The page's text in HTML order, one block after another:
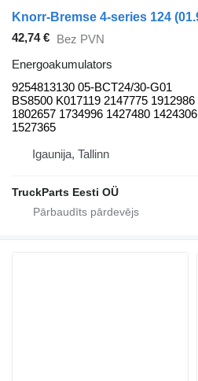
42,74 € Bez PVN
Energoakumulators
9254813130 05-BCT24/30-G01
BS8500 K017119 2147775 1912986
1802657 1734996 1427480 1424306
1527365
Igaunija, Tallinn
TruckParts Eesti OÜ